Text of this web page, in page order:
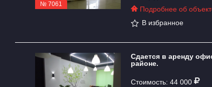
№ 7061
Подробнее об
В избранное
Сдается в аренду
районе.
Стоимость: 44 000